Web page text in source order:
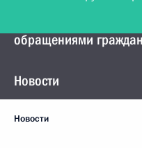
Управление
обращениями
Новости
Новости